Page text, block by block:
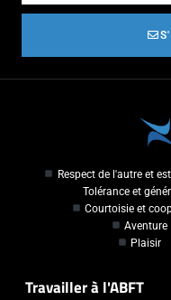
Respect de l'autre et
Tolérance et
Courtoisie et
Aventure
Plaisir
Travailler à l'ABFT